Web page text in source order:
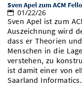
Sven Apel zum ACM
01/22/26
Sven Apel ist zum
Auszeichnung wird
dass er Theorien
Menschen in die
verstehen, zu
ist damit einer von
Saarland